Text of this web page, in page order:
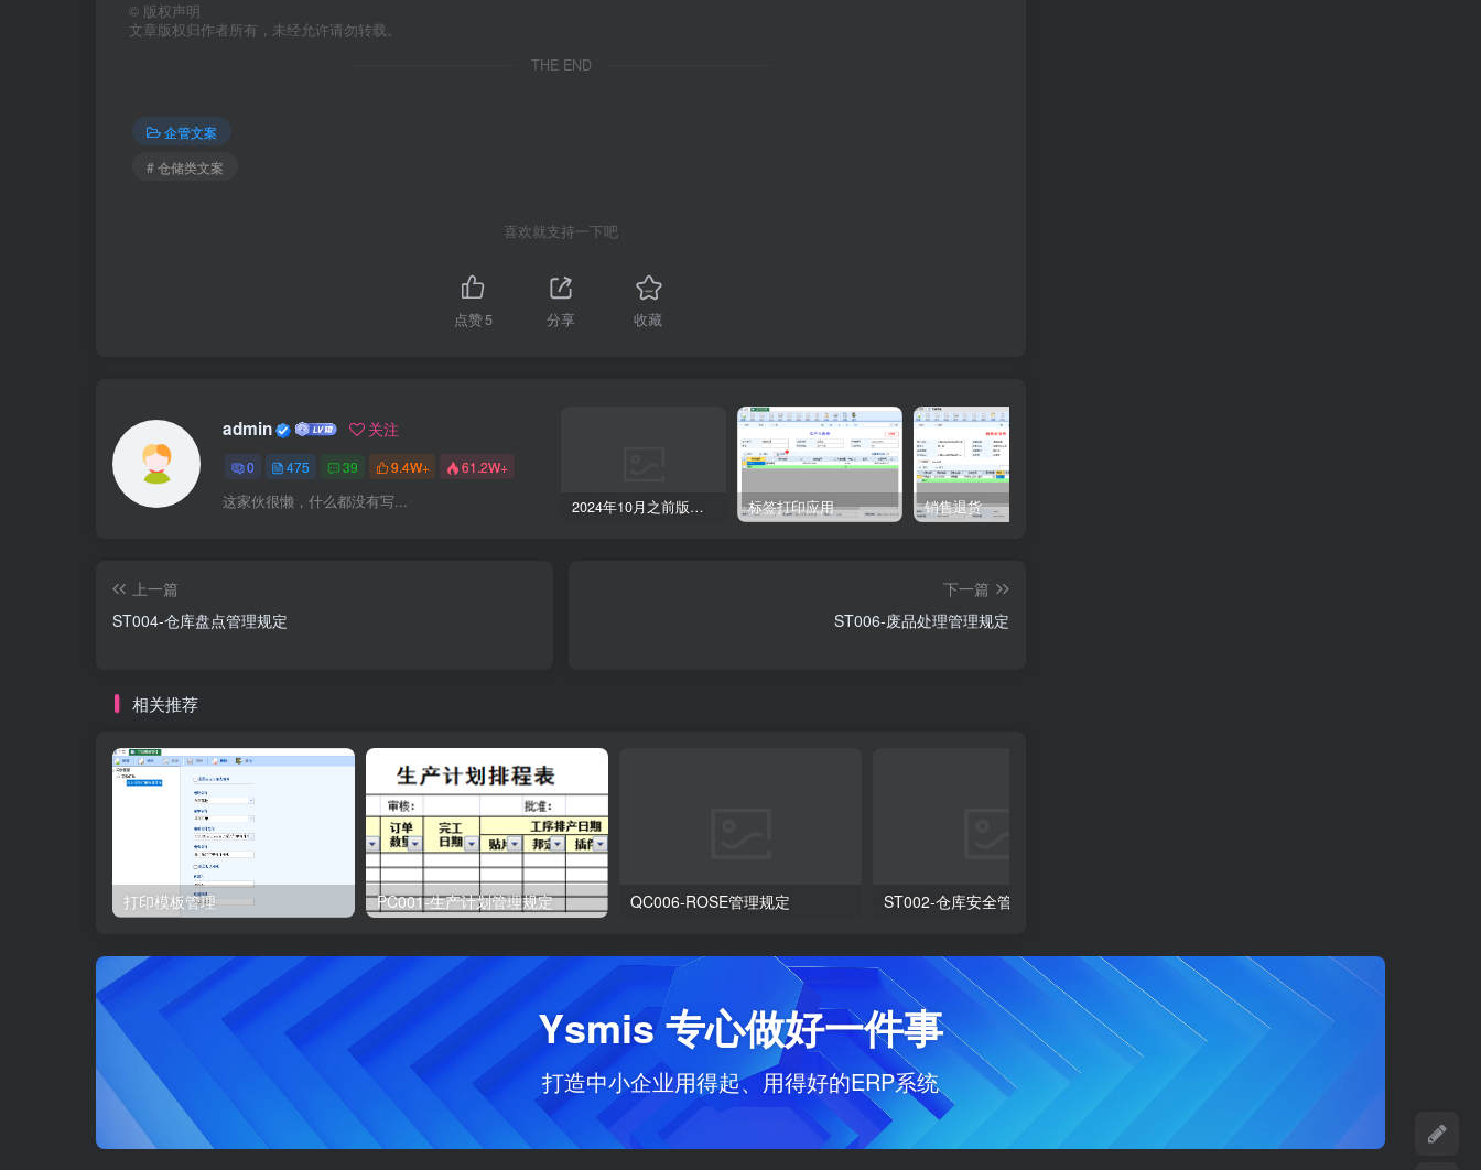
© 版权声明
文章版权归作者所有，未经允许请勿转载。
THE END
企管文案
# 仓储类文案
喜欢就支持一下吧
点赞5 分享 收藏
admin 关注
0 475 39 9.4W+ 61.2W+
这家伙很懒，什么都没有写... 2024年10月之前版本升级记录 标签打印应用 销售退货
上一篇
ST004-仓库盘点管理规定
下一篇
ST006-废品处理管理规定
相关推荐
打印模板管理 PC001-生产计划管理规定 QC006-ROSE管理规定 ST002-仓库安全管理规定
Ysmis 专心做好一件事
打造中小企业用得起、用得好的ERP系统